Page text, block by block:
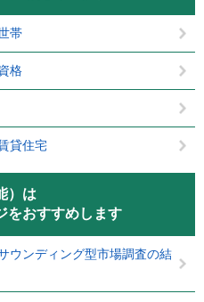
帯
格
貸住宅
）は
をおすすめします
ウンディング型市場調査の結